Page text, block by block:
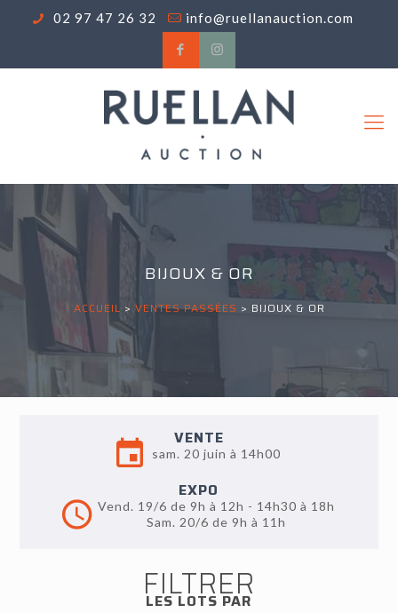
02 97 47 26 32 info@ruellanauction.com
BIJOUX & OR
ACCUEIL > VENTES PASSÉES > BIJOUX & OR
FILTRER
LES LOTS PAR
VENTE
sam. 20 juin à 14h00
EXPO
Vend. 19/6 de 9h à 12h - 14h30 à 18h
Sam. 20/6 de 9h à 11h